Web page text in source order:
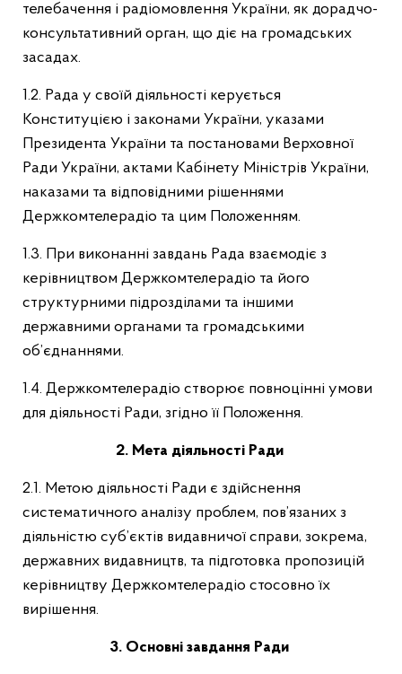
телебачення і радіомовлення України, як дорадчо-
консультативний орган, що діє на громадських
засадах.
1.2. Рада у своїй діяльності керується
Конституцією і законами України, указами
Президента України та постановами Верховної
Ради України, актами Кабінету Міністрів України,
наказами та відповідними рішеннями
Держкомтелерадіо та цим Положенням.
1.3. При виконанні завдань Рада взаємодіє з
керівництвом Держкомтелерадіо та його
структурними підрозділами та іншими
державними органами та громадськими
об’єднаннями.
1.4. Держкомтелерадіо створює повноцінні умови
для діяльності Ради, згідно її Положення.
2. Мета діяльності Ради
2.1. Метою діяльності Ради є здійснення
систематичного аналізу проблем, пов’язаних з
діяльністю суб’єктів видавничої справи, зокрема,
державних видавництв, та підготовка пропозицій
керівництву Держкомтелерадіо стосовно їх
вирішення.
3. Основні завдання Ради